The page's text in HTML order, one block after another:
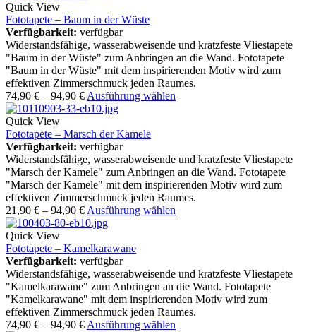
Quick View
Fototapete – Baum in der Wüste
Verfügbarkeit: verfügbar
Widerstandsfähige, wasserabweisende und kratzfeste Vliestapete
"Baum in der Wüste" zum Anbringen an die Wand. Fototapete
"Baum in der Wüste" mit dem inspirierenden Motiv wird zum
effektiven Zimmerschmuck jeden Raumes.
74,90 € – 94,90 € Ausführung wählen
Quick View
Fototapete – Marsch der Kamele
Verfügbarkeit: verfügbar
Widerstandsfähige, wasserabweisende und kratzfeste Vliestapete
"Marsch der Kamele" zum Anbringen an die Wand. Fototapete
"Marsch der Kamele" mit dem inspirierenden Motiv wird zum
effektiven Zimmerschmuck jeden Raumes.
21,90 € – 94,90 € Ausführung wählen
Quick View
Fototapete – Kamelkarawane
Verfügbarkeit: verfügbar
Widerstandsfähige, wasserabweisende und kratzfeste Vliestapete
"Kamelkarawane" zum Anbringen an die Wand. Fototapete
"Kamelkarawane" mit dem inspirierenden Motiv wird zum
effektiven Zimmerschmuck jeden Raumes.
74,90 € – 94,90 € Ausführung wählen